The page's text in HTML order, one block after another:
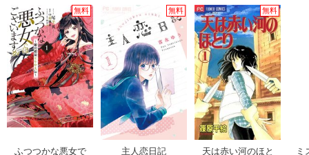
無料
ふつつかな悪女で
無料
主人恋日記
無料
天は赤い河のほと ミ